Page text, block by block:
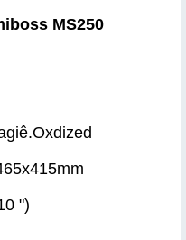
MS250
")